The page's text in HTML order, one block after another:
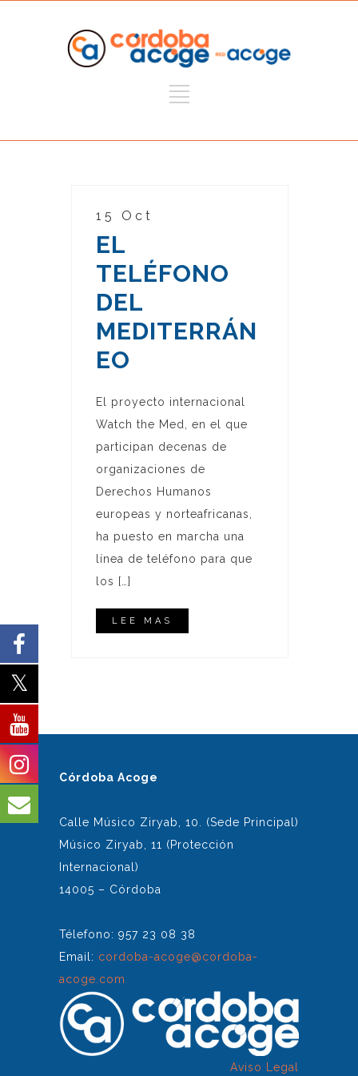
15 Oct
EL
TELÉFONO
DEL
MEDITERRÁN
EO
El proyecto internacional
Watch the Med, en el que
participan decenas de
organizaciones de
Derechos Humanos
europeas y norteafricanas,
ha puesto en marcha una
línea de teléfono para que
los […]
LEE MAS
Córdoba Acoge
Calle Músico Ziryab, 10. (Sede Principal)
Músico Ziryab, 11 (Protección
Internacional)
14005 – Córdoba
Télefono: 957 23 08 38
Email: cordoba-acoge@cordoba-
acoge.com
Aviso Legal